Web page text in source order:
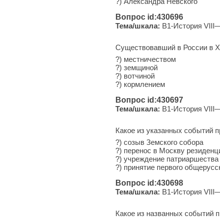
Вопрос id:430696
Тема/шкала: B1-История
Существовавший в России в
?) местничеством
?) земщиной
?) вотчиной
?) кормлением
Вопрос id:430697
Тема/шкала: B1-История
Какое из указанных событий
?) созыв Земского собора
?) перенос в Москву
?) учреждение патриаршества
?) принятие первого
Вопрос id:430698
Тема/шкала: B1-История
Какое из названных событий